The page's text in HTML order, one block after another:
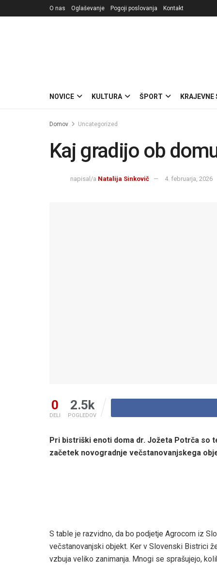
O nas Oglaševanje Pogoji poslovanja Kontakt
NOVICE KULTURA ŠPORT KRAJEVNE
Domov Uncategorized
Kaj gradijo ob
napisal/a Natalija Sinkovič 4. februarja, 2026
0
DELI
2.5k
POGLEDOV
Pri bistriški enoti doma dr. Jožeta Potrča so
začetek novogradnje večstanovanjskega
S table je razvidno, da bo podjetje Agrocom iz
večstanovanjski objekt. Ker v Slovenski Bistrici
vzbuja veliko zanimanja. Mnogi se sprašujejo,